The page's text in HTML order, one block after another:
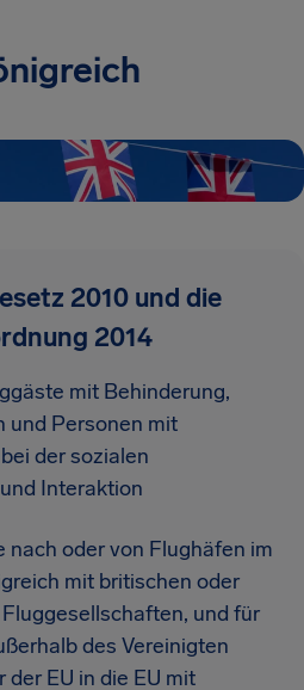
2010 und die
2014
mit Behinderung,
und Personen mit
der sozialen
Interaktion
nach oder von Flughäfen im
mit britischen oder
und für
des Vereinigten
der EU in die EU mit